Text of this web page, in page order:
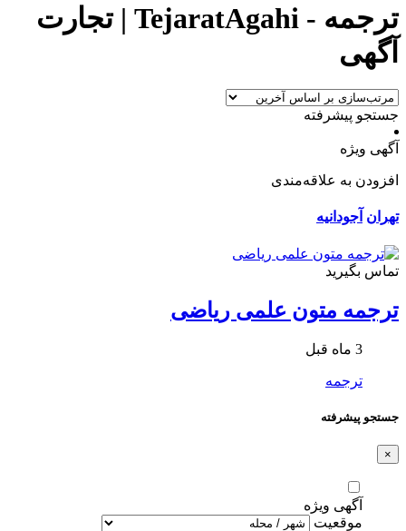
ترجمه - TejaratAgahi | تجارت
آگهی
جستجو پیشرفته
آگهی ویژه
افزودن به علاقه‌مندی
تهران آجودانیه
تماس بگیرید
ترجمه متون علمی ریاضی
3 ماه قبل
ترجمه
جستجو پیشرفته
×
آگهی ویژه
موقعیت